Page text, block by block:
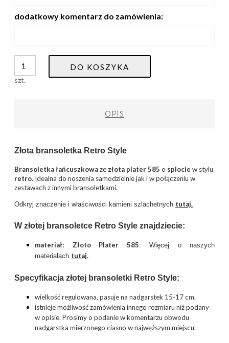
dodatkowy komentarz do zamówienia:
szt.
DO KOSZYKA
OPIS
Złota bransoletka Retro Style
Bransoletka łańcuszkowaze złota plater 585 o splocie w stylu
retro. Idealna do noszenia samodzielnie jak i w połączeniu w
zestawach z innymi bransoletkami.
Odkryj znaczenie i właściwości kamieni szlachetnych tutaj.
W złotej bransoletce Retro Style znajdziecie:
materiał: Złoto Plater 585 . Więcej o naszych
materiałach tutaj.
Specyfikacja złotej bransoletki Retro Style:
wielkość regulowana, pasuje na nadgarstek 15-17 cm.
istnieje możliwość zamówienia innego rozmiaru niż podany
w opisie. Prosimy o podanie w komentarzu obwodu
nadgarstka mierzonego ciasno w najwęższym miejscu.